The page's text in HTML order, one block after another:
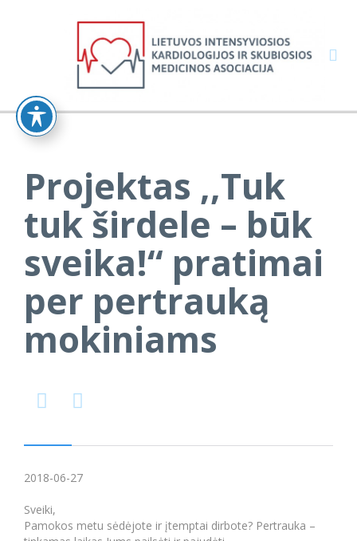

Projektas ,,Tuk
tuk širdele – būk
sveika!“ pratimai
per pertrauką
mokiniams
 
2018-06-27
Sveiki,
Pamokos metu sėdėjote ir įtemptai dirbote? Pertrauka –